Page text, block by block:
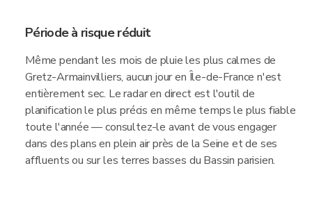
Période à risque réduit
Même pendant les mois de pluie les plus calmes de
Gretz-Armainvilliers, aucun jour en Île-de-France n'est
entièrement sec. Le radar en direct est l'outil de
planification le plus précis en même temps le plus fiable
toute l'année — consultez-le avant de vous engager
dans des plans en plein air près de la Seine et de ses
affluents ou sur les terres basses du Bassin parisien.